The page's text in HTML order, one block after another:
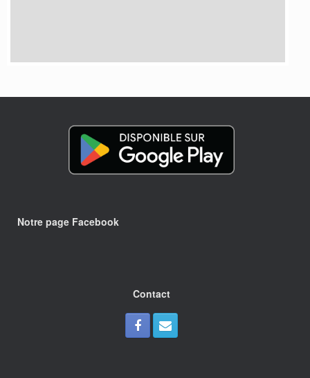
Notre page Facebook
Contact